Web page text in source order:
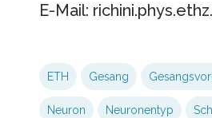
E-Mail:
ETH Gesang
Neuron Neuronentyp